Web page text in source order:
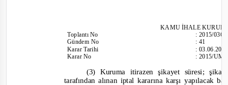
KAMU İHALE
ToplantıNo
Gündem No
Karar Tarihi
Karar No
:2015/036
:41
:
:2015/
(3) Kuruma itirazen şikayet süresi;
tarafından alınan iptal kararına karşı yapılacak